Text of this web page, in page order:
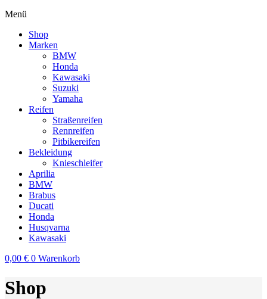
Menü
Shop
Marken
BMW
Honda
Kawasaki
Suzuki
Yamaha
Reifen
Straßenreifen
Rennreifen
Pitbikereifen
Bekleidung
Knieschleifer
Aprilia
BMW
Brabus
Ducati
Honda
Husqvarna
Kawasaki
0,00 € 0 Warenkorb
Shop